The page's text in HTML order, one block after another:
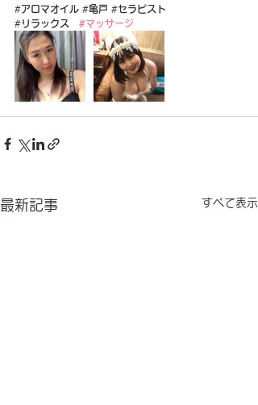
#アロマオイル #亀戸 #セラピスト
#リラックス #マッサージ
最新記事 すべて表示